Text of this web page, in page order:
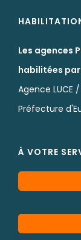
Les agences
habilitées
Agence LUCE
Préfecture
À VOTRE